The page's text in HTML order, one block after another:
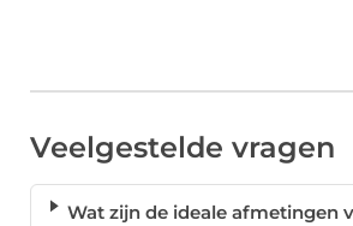
Veelgestelde vragen
Wat zijn de ideale afmetingen